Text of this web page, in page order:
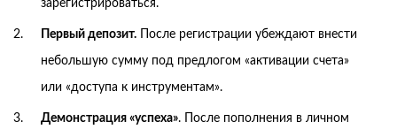
зарегистрироваться.
Первый депозит. После регистрации убеждают внести
небольшую сумму под предлогом «активации счета»
или «доступа к инструментам».
Демонстрация «успеха». После пополнения в личном